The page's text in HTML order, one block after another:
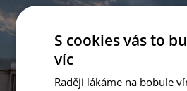
S cookies vás to
víc
Raději lákáme na bobule